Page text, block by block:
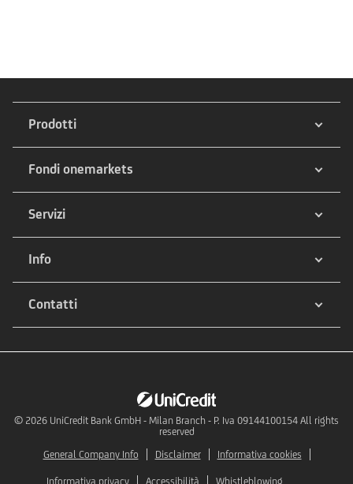
Prodotti
Fondi onemarkets
Servizi
Info
Contatti
© 2026 UniCredit Bank GmbH - Milan Branch - P. Iva 09144100154 All rights
reserved
General Company Info
Disclaimer Informativa cookies
Informativa privacy Accessibilità Whistleblowing